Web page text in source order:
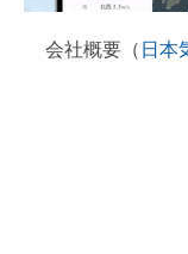
会社概要（ 日本